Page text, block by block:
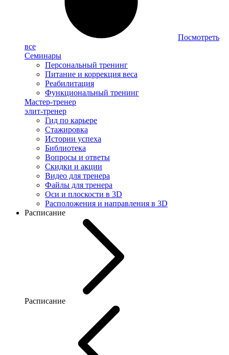
Посмотреть
все
Семинары
Персональный тренинг
Питание и коррекция веса
Реабилитация
Функциональный тренинг
Мастер-тренер
элит-тренер
Гид по карьере
Стажировка
Истории успеха
Библиотека
Вопросы и ответы
Скидки и акции
Видео для тренера
Файлы для тренера
Оси и плоскости в 3D
Расположения и направления в 3D
Расписание
Расписание